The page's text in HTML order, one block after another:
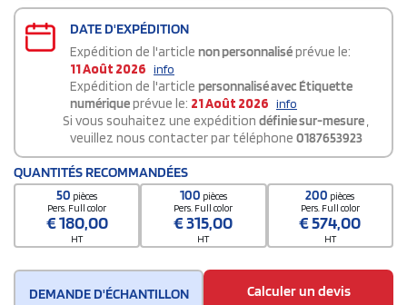
DATE D'EXPÉDITION
Expédition de l'article non personnaliséprévue le:
11 Août 2026 info
Expédition de l'article personnalisé avec Étiquette
numériqueprévue le: 21 Août 2026 info
Si vous souhaitez une expédition définie sur-mesure,
veuillez nous contacter par téléphone 0187653923
QUANTITÉS RECOMMANDÉES
50 pièces
Pers. Full color
€180,00
HT
100 pièces
Pers. Full color
€315,00
HT
200 pièces
Pers. Full color
€574,00
HT
DEMANDE D'ÉCHANTILLON
Calculer un devis